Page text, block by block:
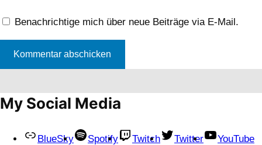
Benachrichtige mich über neue Beiträge via E-Mail.
My Social Media
BlueSky Spotify Twitch Twitter
YouTube